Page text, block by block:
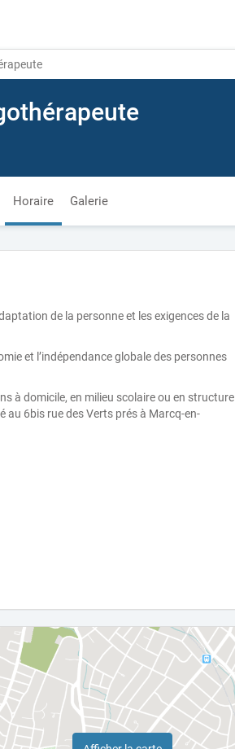
Horaire Galerie
de la personne et les exigences de la
et l’indépendance globale des personnes
à domicile, en milieu scolaire ou en structure
au 6bis rue des Verts prés à Marcq-en-